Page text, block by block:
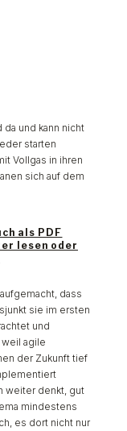
und kann nicht
starten
Vollgas in ihren
sich auf dem
als PDF
lesen oder
dass
sie im ersten
und
agile
der Zukunft tief
weiter denkt, gut
mindestens
es dort nicht nur